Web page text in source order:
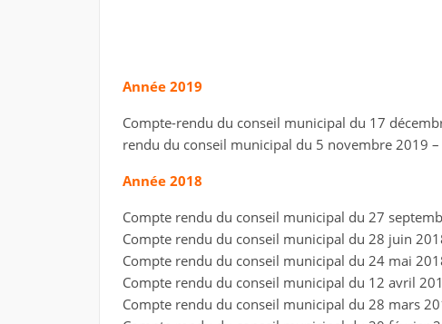
Année 2019
Compte-rendu du conseil municipal du 17
rendu du conseil municipal du 5 novembre 2019 –
Année 2018
Compte rendu du conseil municipal du 27
Compte rendu du conseil municipal du 28 juin
Compte rendu du conseil municipal du 24 mai
Compte rendu du conseil municipal du 12 avril
Compte rendu du conseil municipal du 28 mars